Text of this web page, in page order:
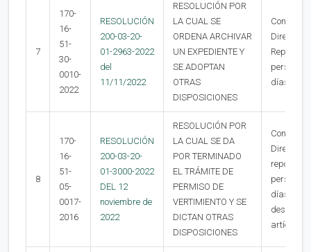
7
170-
16-
51-
30-
0010-
2022
RESOLUCIÓN
200-03-20-
01-2963-2022
del
11/11/2022
RESOLUCIÓN POR
LA CUAL SE
ORDENA ARCHIVAR
UN EXPEDIENTE Y
SE ADOPTAN
OTRAS
DISPOSICIONES
Contra la
Directora
días
8
170-
16-
51-
05-
0017-
2016
RESOLUCIÓN
200-03-20-
01-3000-2022
DEL 12
noviembre de
2022
RESOLUCIÓN POR
LA CUAL SE DA
POR TERMINADO
EL TRÁMITE DE
PERMISO DE
VERTIMIENTO Y SE
DICTAN OTRAS
DISPOSICIONES
Contra la
Dirección
días
artículos